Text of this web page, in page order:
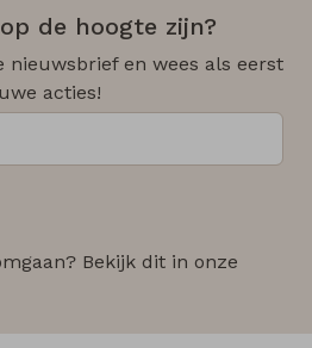
de hoogte zijn?
nieuwsbrief en wees als eerst
acties!
Bekijk dit in onze